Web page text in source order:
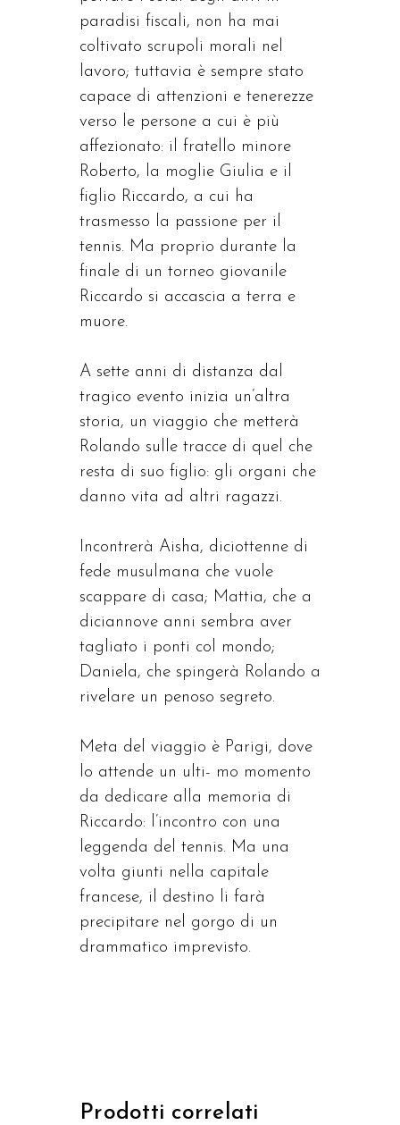
paradisi fiscali, non ha mai
coltivato scrupoli morali nel
lavoro; tuttavia è sempre stato
capace di attenzioni e tenerezze
verso le persone a cui è più
affezionato: il fratello minore
Roberto, la moglie Giulia e il
figlio Riccardo, a cui ha
trasmesso la passione per il
tennis. Ma proprio durante la
finale di un torneo giovanile
Riccardo si accascia a terra e
muore.
A sette anni di distanza dal
tragico evento inizia un’altra
storia, un viaggio che metterà
Rolando sulle tracce di quel che
resta di suo figlio: gli organi che
danno vita ad altri ragazzi.
Incontrerà Aisha, diciottenne di
fede musulmana che vuole
scappare di casa; Mattia, che a
diciannove anni sembra aver
tagliato i ponti col mondo;
Daniela, che spingerà Rolando a
rivelare un penoso segreto.
Meta del viaggio è Parigi, dove
lo attende un ulti- mo momento
da dedicare alla memoria di
Riccardo: l’incontro con una
leggenda del tennis. Ma una
volta giunti nella capitale
francese, il destino li farà
precipitare nel gorgo di un
drammatico imprevisto.
Prodotti correlati